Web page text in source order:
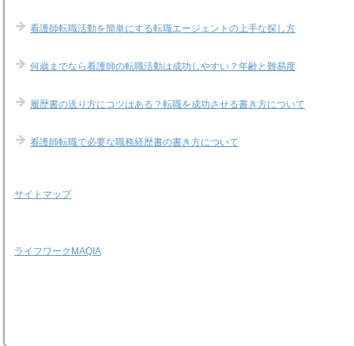
看護師転職活動を簡単にする転職エージェントの上手な探し方
何歳までなら看護師の転職活動は成功しやすい？年齢と難易度
履歴書の送り方にコツはある？転職を成功させる書き方について
看護師転職で必要な職務経歴書の書き方について
サイトマップ
ライフワークMAQIA